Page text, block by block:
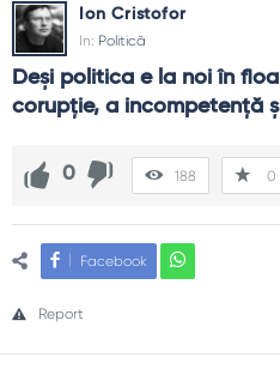
Ion Cristofor
In: Politică
Deşi politica e la noi în
corupţie, a incompetenţă
0 188 0
Facebook
Report